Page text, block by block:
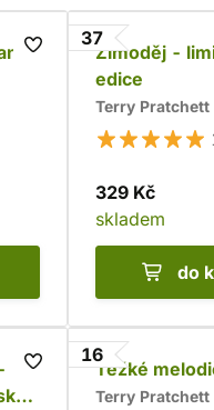
37
Zimoděj -
edice
Terry Pratchett
329 Kč
skladem
do
16
Těžké
Terry Pratchett